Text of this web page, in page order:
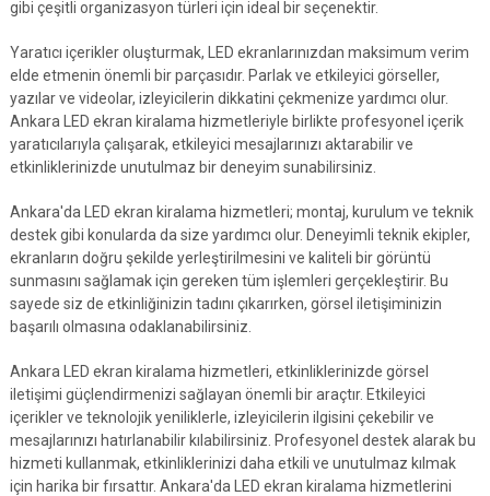
gibi çeşitli organizasyon türleri için ideal bir seçenektir.
Yaratıcı içerikler oluşturmak, LED ekranlarınızdan maksimum verim
elde etmenin önemli bir parçasıdır. Parlak ve etkileyici görseller,
yazılar ve videolar, izleyicilerin dikkatini çekmenize yardımcı olur.
Ankara LED ekran kiralama hizmetleriyle birlikte profesyonel içerik
yaratıcılarıyla çalışarak, etkileyici mesajlarınızı aktarabilir ve
etkinliklerinizde unutulmaz bir deneyim sunabilirsiniz.
Ankara'da LED ekran kiralama hizmetleri; montaj, kurulum ve teknik
destek gibi konularda da size yardımcı olur. Deneyimli teknik ekipler,
ekranların doğru şekilde yerleştirilmesini ve kaliteli bir görüntü
sunmasını sağlamak için gereken tüm işlemleri gerçekleştirir. Bu
sayede siz de etkinliğinizin tadını çıkarırken, görsel iletişiminizin
başarılı olmasına odaklanabilirsiniz.
Ankara LED ekran kiralama hizmetleri, etkinliklerinizde görsel
iletişimi güçlendirmenizi sağlayan önemli bir araçtır. Etkileyici
içerikler ve teknolojik yeniliklerle, izleyicilerin ilgisini çekebilir ve
mesajlarınızı hatırlanabilir kılabilirsiniz. Profesyonel destek alarak bu
hizmeti kullanmak, etkinliklerinizi daha etkili ve unutulmaz kılmak
için harika bir fırsattır. Ankara'da LED ekran kiralama hizmetlerini